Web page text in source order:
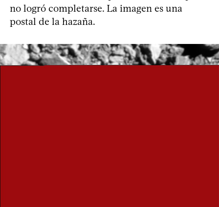
no logró completarse. La imagen es una
postal de la hazaña.